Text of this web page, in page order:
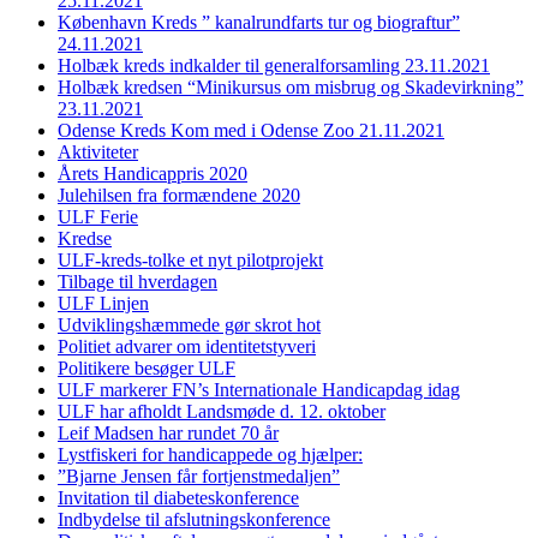
København Kreds ” kanalrundfarts tur og biograftur”
24.11.2021
Holbæk kreds indkalder til generalforsamling 23.11.2021
Holbæk kredsen “Minikursus om misbrug og Skadevirkning”
23.11.2021
Odense Kreds Kom med i Odense Zoo 21.11.2021
Aktiviteter
Årets Handicappris 2020
Julehilsen fra formændene 2020
ULF Ferie
Kredse
ULF-kreds-tolke et nyt pilotprojekt
Tilbage til hverdagen
ULF Linjen
Udviklingshæmmede gør skrot hot
Politiet advarer om identitetstyveri
Politikere besøger ULF
ULF markerer FN’s Internationale Handicapdag idag
ULF har afholdt Landsmøde d. 12. oktober
Leif Madsen har rundet 70 år
Lystfiskeri for handicappede og hjælper:
”Bjarne Jensen får fortjenstmedaljen”
Invitation til diabeteskonference
Indbydelse til afslutningskonference